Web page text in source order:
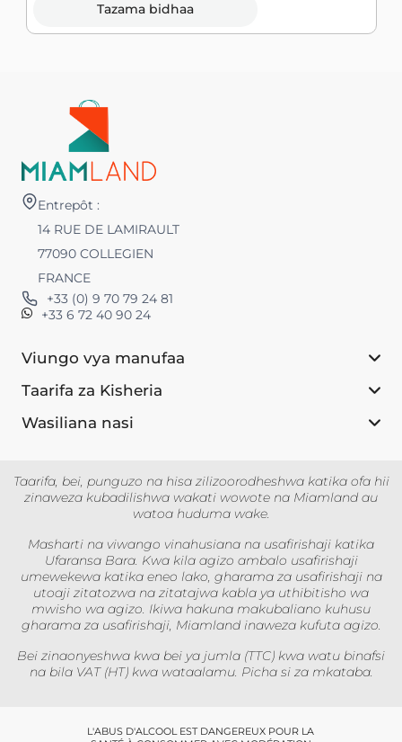
Tazama bidhaa
Entrepôt :
14 RUE DE LAMIRAULT
77090 COLLEGIEN
FRANCE
+33 (0) 9 70 79 24 81
+33 6 72 40 90 24
Viungo vya manufaa
Taarifa za Kisheria
Wasiliana nasi
Taarifa, bei, punguzo na hisa zilizoorodheshwa katika ofa hii
zinaweza kubadilishwa wakati wowote na Miamland au
watoa huduma wake.
Masharti na viwango vinahusiana na usafirishaji katika
Ufaransa Bara. Kwa kila agizo ambalo usafirishaji
umewekewa katika eneo lako, gharama za usafirishaji na
utoaji zitatozwa na zitatajwa kabla ya uthibitisho wa
mwisho wa agizo. Ikiwa hakuna makubaliano kuhusu
gharama za usafirishaji, Miamland inaweza kufuta agizo.
Bei zinaonyeshwa kwa bei ya jumla (TTC) kwa watu binafsi
na bila VAT (HT) kwa wataalamu. Picha si za mkataba.
L'ABUS D'ALCOOL EST DANGEREUX POUR LA